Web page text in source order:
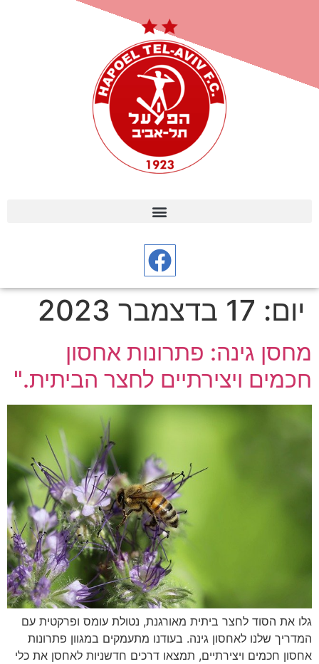
יום: 17 בדצמבר 2023
מחסן גינה: פתרונות אחסון
חכמים ויצירתיים לחצר הביתית."
גלו את הסוד לחצר ביתית מאורגנת, נטולת עומס ופרקטית עם
המדריך שלנו לאחסון גינה. בעודנו מתעמקים במגוון פתרונות
אחסון חכמים ויצירתיים, תמצאו דרכים חדשניות לאחסן את כלי